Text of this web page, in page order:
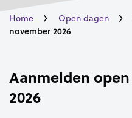
Home Open dagen
november 2026
Aanmelden
2026